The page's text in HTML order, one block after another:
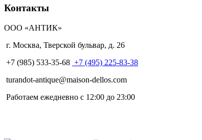
Контакты
ООО «АНТИК»
г. Москва, Тверской бульвар, д. 26
+7 (985) 533-35-68 +7 (495) 225-83-38
turandot-antique@maison-dellos.com
Работаем ежедневно с 12:00 до 23:00